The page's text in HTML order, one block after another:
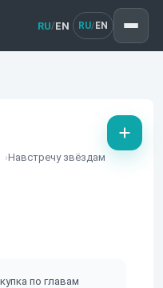
RU/EN RU/ EN
Навстречу звёздам
по главам